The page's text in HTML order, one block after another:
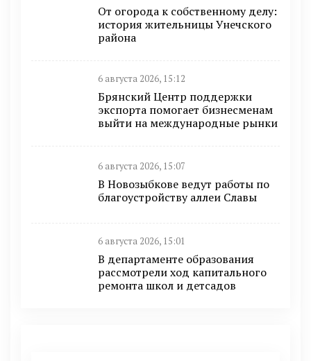
От огорода к собственному делу:
история жительницы Унечского
района
6 августа 2026, 15:12
Брянский Центр поддержки
экспорта помогает бизнесменам
выйти на международные рынки
6 августа 2026, 15:07
В Новозыбкове ведут работы по
благоустройству аллеи Славы
6 августа 2026, 15:01
В департаменте образования
рассмотрели ход капитального
ремонта школ и детсадов